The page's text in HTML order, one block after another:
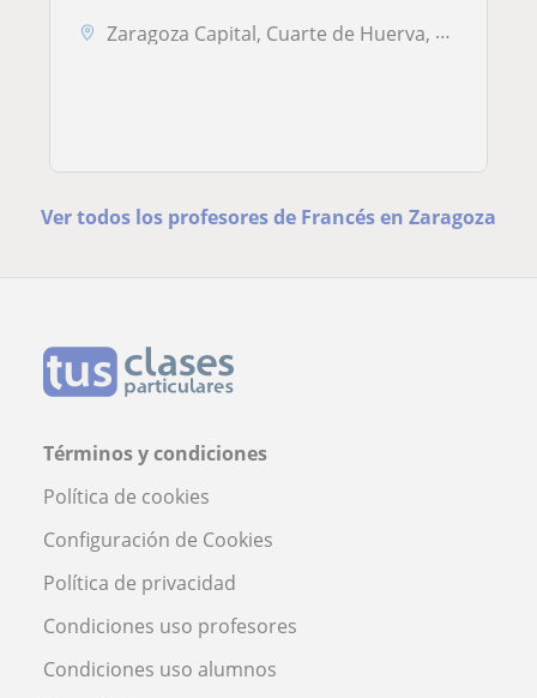
Zaragoza Capital, Cuarte de Huerva, Utebo
Ver todos los profesores de Francés en Zaragoza
Términos y condiciones
Política de cookies
Configuración de Cookies
Política de privacidad
Condiciones uso profesores
Condiciones uso alumnos